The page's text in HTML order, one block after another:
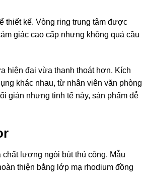
thiết kế. Vòng ring trung tâm được
giác cao cấp nhưng không quá cầu
hiện đại vừa thanh thoát hơn. Kích
khác nhau, từ nhân viên văn phòng
giản nhưng tinh tế này, sản phẩm dễ
lượng ngòi bút thủ công. Mẫu
thiện bằng lớp mạ rhodium đồng